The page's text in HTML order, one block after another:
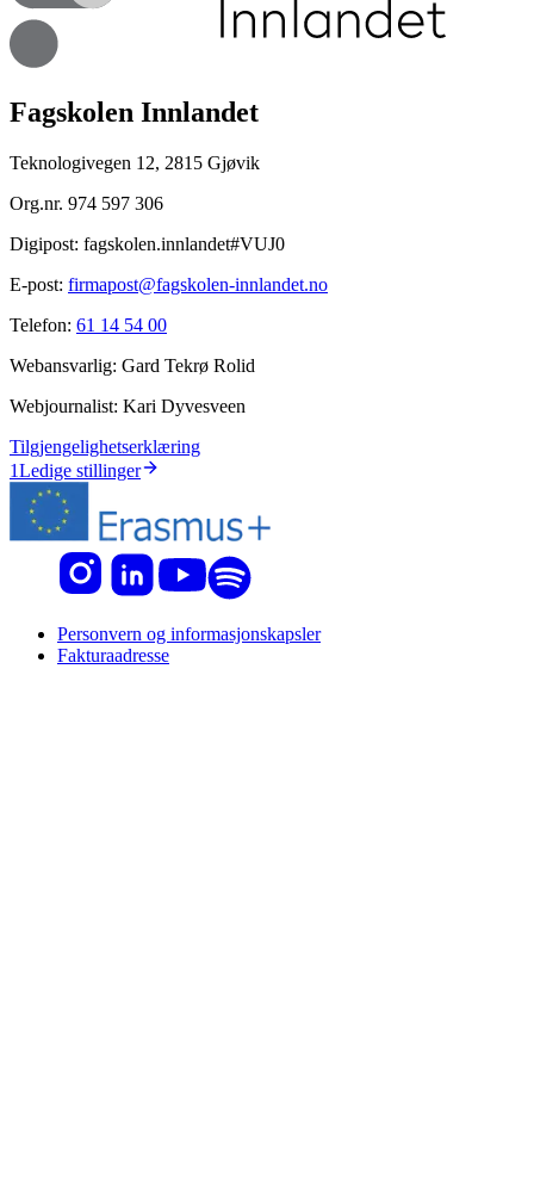
Fagskolen Innlandet
Teknologivegen 12, 2815 Gjøvik
Org.nr. 974 597 306
Digipost: fagskolen.innlandet#VUJ0
E-post: firmapost@fagskolen-innlandet.no
Telefon: 61 14 54 00
Webansvarlig: Gard Tekrø Rolid
Webjournalist: Kari Dyvesveen
Tilgjengelighetserklæring
1Ledige stillinger
Personvern og informasjonskapsler
Fakturaadresse